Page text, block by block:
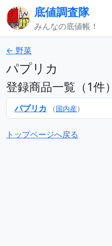
底値調査隊
みんなの底値帳！
← 野菜
パプリカ
登録商品一覧（1件）
パプリカ
（国内産）
トップページへ戻る